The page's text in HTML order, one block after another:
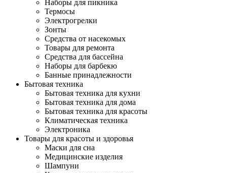
Наборы для пикника
Термосы
Электрогрелки
Зонты
Средства от насекомых
Товары для ремонта
Средства для бассейна
Наборы для барбекю
Банные принадлежности
Бытовая техника
Бытовая техника для кухни
Бытовая техника для дома
Бытовая техника для красоты
Климатическая техника
Электроника
Товары для красоты и здоровья
Маски для сна
Медицинские изделия
Шампуни